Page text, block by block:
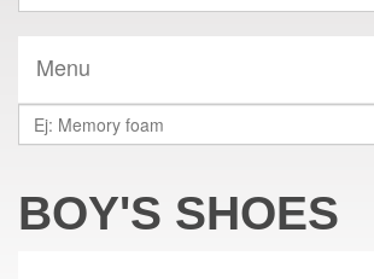
Menu
BOY'S SHOES